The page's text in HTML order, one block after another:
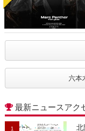
六本
最新ニュースアク
1